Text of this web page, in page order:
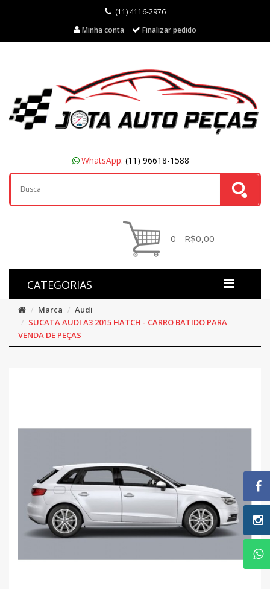
(11) 4116-2976
Minha conta
Finalizar pedido
WhatsApp: (11) 96618-1588
0 - R$0,00
CATEGORIAS
Marca
Audi
SUCATA AUDI A3 2015 HATCH - CARRO BATIDO PARA
VENDA DE PEÇAS